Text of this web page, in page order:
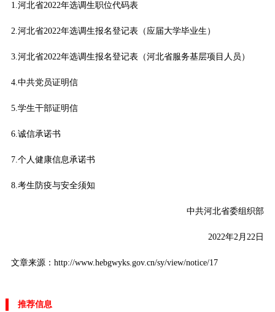
1.河北省2022年选调生职位代码表
2.河北省2022年选调生报名登记表（应届大学毕业生）
3.河北省2022年选调生报名登记表（河北省服务基层项目人员）
4.中共党员证明信
5.学生干部证明信
6.诚信承诺书
7.个人健康信息承诺书
8.考生防疫与安全须知
中共河北省委组织部
2022年2月22日
文章来源：http://www.hebgwyks.gov.cn/sy/view/notice/17
推荐信息